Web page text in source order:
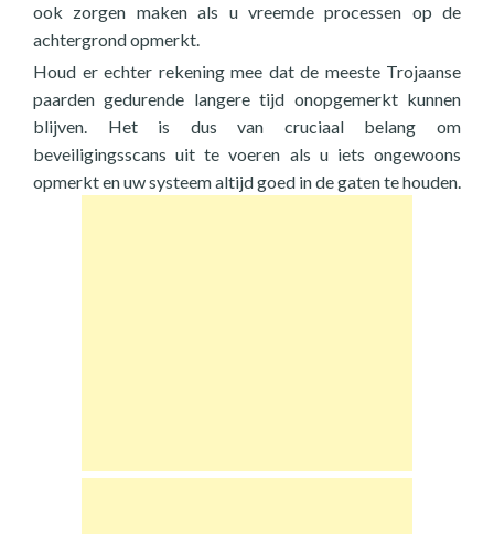
ook zorgen maken als u vreemde processen op de
achtergrond opmerkt.
Houd er echter rekening mee dat de meeste Trojaanse
paarden gedurende langere tijd onopgemerkt kunnen
blijven. Het is dus van cruciaal belang om
beveiligingsscans uit te voeren als u iets ongewoons
opmerkt en uw systeem altijd goed in de gaten te houden.